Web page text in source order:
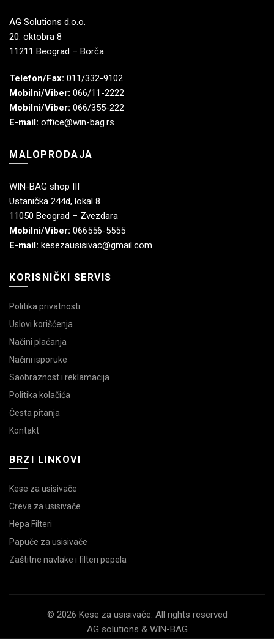
AG Solutions d.o.o.
20. oktobra 8
11211 Beograd – Borča
Telefon/Fax: 011/332-9102
Mobilni/Viber: 066/11-2222
Mobilni/Viber: 066/355-222
E-mail: office@win-bag.rs
MALOPRODAJA
WIN-BAG shop III
Ustanička 244d, lokal 8
11050 Beograd – Zvezdara
Mobilni/Viber: 066556-5555
E-mail: kesezausisivac@gmail.com
KORISNIČKI SERVIS
Politika privatnosti
Uslovi korišćenja
Načini plaćanja
Načini isporuke
Saobraznost i reklamacija
Politika kolačića
Česta pitanja
Kontakt
BRZI LINKOVI
Kese za usisivače
Creva za usisivače
Hepa Filteri
Papuče za usisivače
Zaštitne navlake i filteri pepela
© 2026 Kese za usisivače. All rights reserved
AG solutions & WIN-BAG